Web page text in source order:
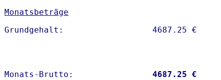
Monatsbeträge
Monats-Brutto: 4687.25 €